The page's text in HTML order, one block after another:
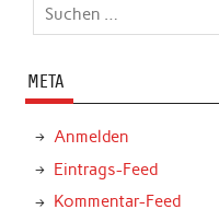
META
Anmelden
Eintrags-Feed
Kommentar-Feed